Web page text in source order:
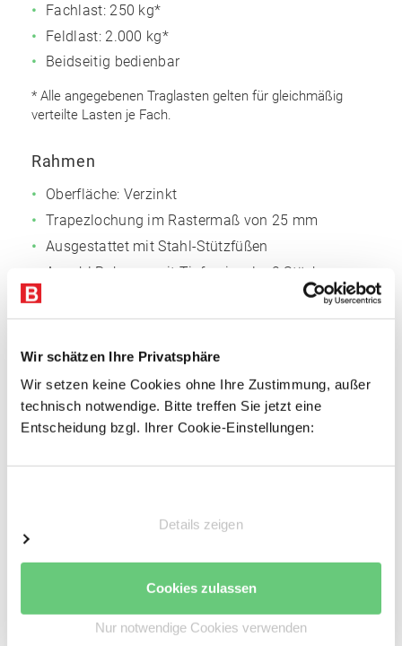
Wir schätzen Ihre Privatsphäre
Wir setzen keine Cookies ohne Ihre Zustimmung, außer
technisch notwendige. Bitte treffen Sie jetzt eine
Entscheidung bzgl. Ihrer Cookie-Einstellungen:
Details zeigen
Cookies zulassen
Nur notwendige Cookies verwenden
Fachlast: 250 kg*
Feldlast: 2.000 kg*
Beidseitig bedienbar
* Alle angegebenen Traglasten gelten für gleichmäßig
verteilte Lasten je Fach.
Rahmen
Oberfläche: Verzinkt
Trapezlochung im Rastermaß von 25 mm
Ausgestattet mit Stahl-Stützfüßen
Anzahl Rahmen mit Tiefenriegeln: 2 Stück
Fachmaß: 1.005 x 500 mm (BxT)
Anzahl der Böden: 5 Stk.
Einlegeböden Span, 16 mm P4
Einfacher Regalaufbau
Schnelle Fachbodenmontage dank steckbarer
Fachbodenträger